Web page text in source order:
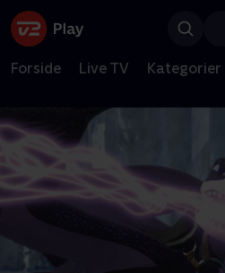
Forside Live TV Kategorier